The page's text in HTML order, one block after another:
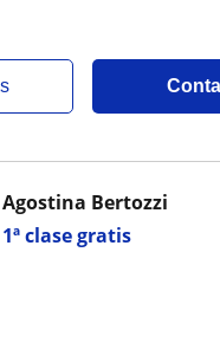
1ª clase gratis
Agostina Bertozzi